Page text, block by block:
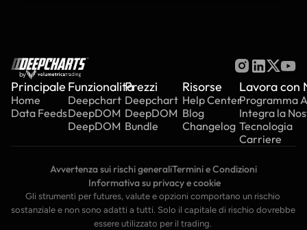
by
Principale
Home
Data Feeds
Funzionalità
Deepchart
DeepDOM
DeepDOM
Prezzi
Deepchart
DeepDOM
Bundle
Risorse
Help Center
Blog
Changelog
Lavora con
Programma
Integra la
Tecnologia
Carriere
Avvertenza sui rischi generaliTermini e Condizioni
Informativa su privacy e cookie
Gli strumenti per futures, valute e opzioni comportano un rischio
sostanziale e non sono adatti a tutti. Solo il capitale di rischio dovrebbe
essere utilizzato per il trading.